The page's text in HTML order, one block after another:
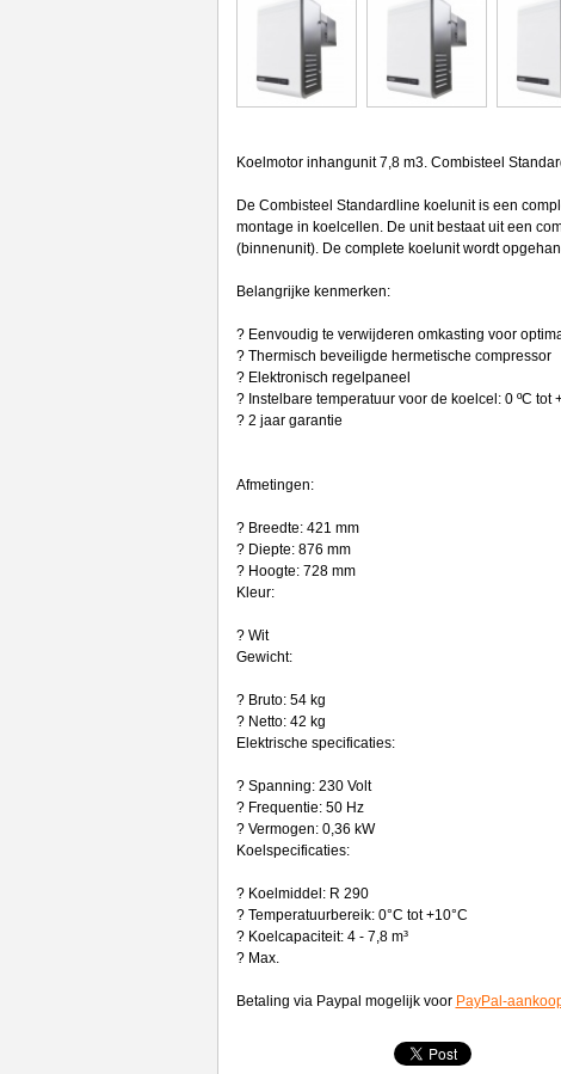
Koelmotor inhangunit 7,8 m3. Combisteel
De Combisteel Standardline koelunit is een
montage in koelcellen. De unit bestaat uit een
(binnenunit). De complete koelunit wordt
Belangrijke kenmerken:
? Eenvoudig te verwijderen omkasting voor
? Thermisch beveiligde hermetische compressor
? Elektronisch regelpaneel
? Instelbare temperatuur voor de koelcel: 0 ºC tot
? 2 jaar garantie
Afmetingen:
? Breedte: 421 mm
? Diepte: 876 mm
? Hoogte: 728 mm
Kleur:
? Wit
Gewicht:
? Bruto: 54 kg
? Netto: 42 kg
Elektrische specificaties:
? Spanning: 230 Volt
? Frequentie: 50 Hz
? Vermogen: 0,36 kW
Koelspecificaties:
? Koelmiddel: R 290
? Temperatuurbereik: 0°C tot +10°C
? Koelcapaciteit: 4 - 7,8 m³
? Max.
Betaling via Paypal mogelijk voor PayPal-